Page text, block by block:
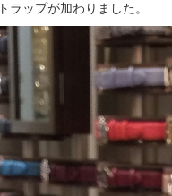
ラップが加わりました。